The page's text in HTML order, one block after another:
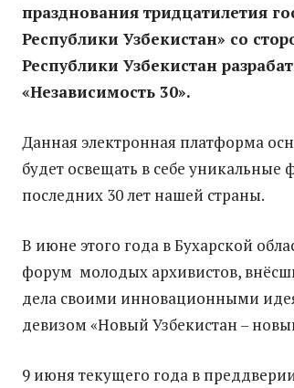
празднования тридцатилетия
Республики Узбекистан» со
Республики Узбекистан
«Независимость 30».
Данная электронная платформа
будет освещать в себе уникальные
последних 30 лет нашей страны.
В июне этого года в Бухарской
форум молодых архивистов,
дела своими инновационными
девизом «Новый Узбекистан –
9 июня текущего года в